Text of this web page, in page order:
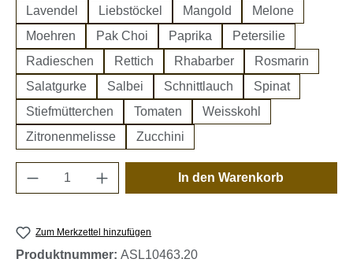
Lavendel
Liebstöckel Mangold
Melone
Moehren
Pak Choi Paprika
Petersilie
Radieschen
Rettich Rhabarber
Rosmarin
Salatgurke
Salbei Schnittlauch
Spinat
Stiefmütterchen
Tomaten
Weisskohl
Zitronenmelisse
Zucchini
Produkt Anzahl: Gib den gewünschten
In den Warenkorb
Zum Merkzettel hinzufügen
Produktnummer: ASL10463.20